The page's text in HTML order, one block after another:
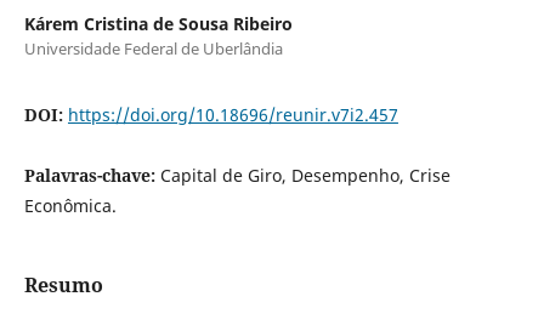
Kárem Cristina de Sousa Ribeiro
Universidade Federal de Uberlândia
DOI: https://doi.org/10.18696/reunir.v7i2.457
Palavras-chave: Capital de Giro, Desempenho, Crise
Econômica.
Resumo